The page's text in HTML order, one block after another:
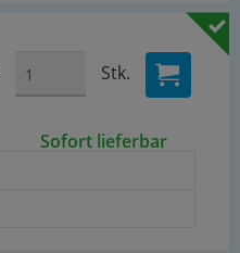
Stk.
Sofort lieferbar